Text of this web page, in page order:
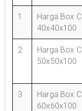
1
Harga Box
40x40x100
2
Harga Box
50x50x100
3
Harga Box
60x60x100